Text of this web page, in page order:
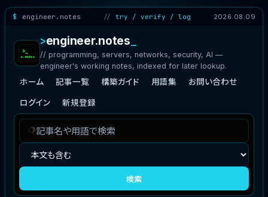
engineer.notes try / verify / log 2026.08.09
engineer.notes
// programming, servers, networks, security, AI —
engineer's working notes, indexed for later lookup.
ホーム 記事一覧 構築ガイド 用語集 お問い合わせ
ログイン 新規登録
事
検
索
索
象
検索